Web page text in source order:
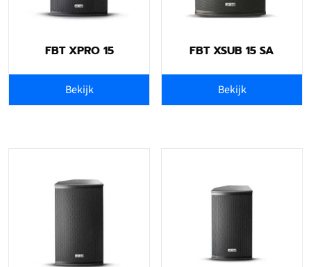
FBT XPRO 15
Bekijk
FBT XSUB 15 SA
Bekijk